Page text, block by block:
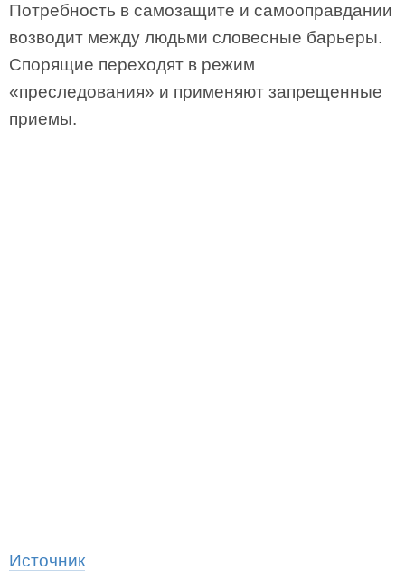
Потребность в самозащите и самооправдании
возводит между людьми словесные барьеры.
Спорящие переходят в режим
«преследования» и применяют запрещенные
приемы.
Источник